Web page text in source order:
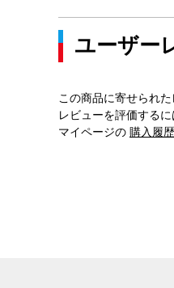
ユーザー
この商品に寄せられ
レビューを評価するに
マイページの 購入履歴